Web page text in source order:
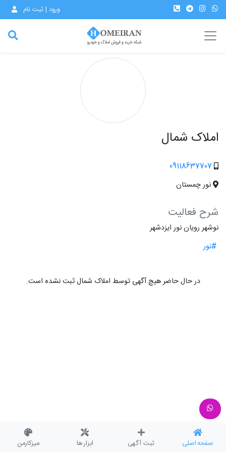
ورود | ثبت نام
املاک شمال
09118637707
نور چمستان
شرح فعالیت
نوشهر رویان نور ایزدشهر
#نور
در حال حاضر هیچ آگهی توسط املاک شمال ثبت نشده است.
صفحه اصلی ثبت آگهی ابزار ها میزکارمن